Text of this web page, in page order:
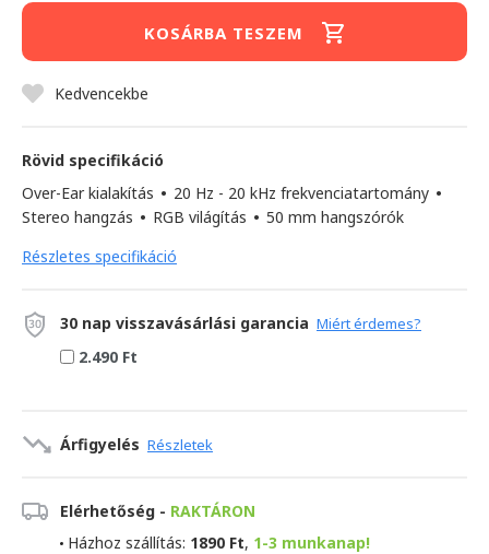
KOSÁRBA TESZEM
Kedvencekbe
Rövid specifikáció
Over-Ear kialakítás • 20 Hz - 20 kHz frekvenciatartomány •
Stereo hangzás • RGB világítás • 50 mm hangszórók
Részletes specifikáció
30 nap visszavásárlási garancia Miért érdemes?
2.490 Ft
Árfigyelés Részletek
Elérhetőség - RAKTÁRON
Házhoz szállítás: 1890 Ft, 1-3 munkanap!